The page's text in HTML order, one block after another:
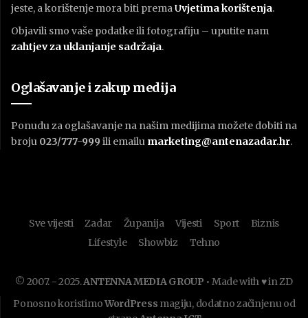
jeste, a korištenje mora biti premaUvjetima korištenja.
Objavili smo vaše podatke ili fotografiju – uputite nam
zahtjev za uklanjanje sadržaja.
Oglašavanje i zakup medija
Ponudu za oglašavanje na našim medijima možete dobiti na
broju 023/777-999 ili emailu marketing@antenazadar.hr.
Sve vijesti Zadar Županija Vijesti Sport
Biznis
Lifestyle
Showbiz Tehno
© 2007. - 2025.ANTENNA MEDIA GROUP • Made with ♥ in ZD
Ponosno koristimoWordPress magiju, dodatno začinjenu od